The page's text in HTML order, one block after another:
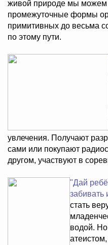
живой природе мы можем
промежуточные формы
примитивных до весьма
по этому пути.
увлечения. Получают
сами или покупают
другом, участвуют в
"Дай
забивать
стать
водой. Но